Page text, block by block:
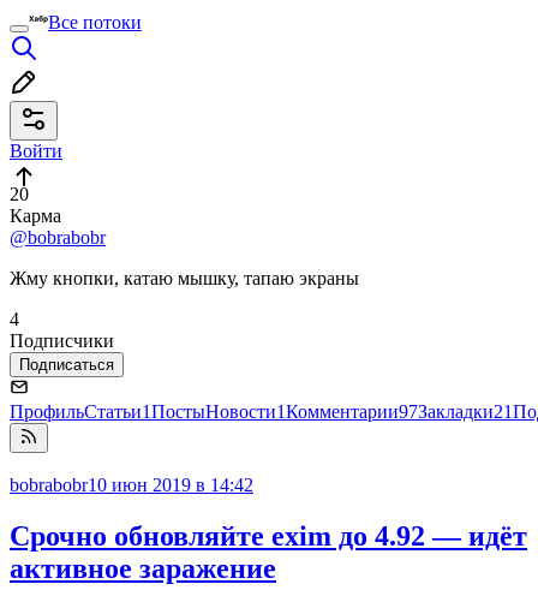
Все потоки
Войти
20
Карма
@bobrabobr
Жму кнопки, катаю мышку, тапаю экраны
4
Подписчики
Подписаться
ПрофильСтатьи1ПостыНовости1Комментарии97Закладки21
bobrabobr10 июн 2019 в 14:42
Срочно обновляйте exim до 4.92 — идёт
активное заражение